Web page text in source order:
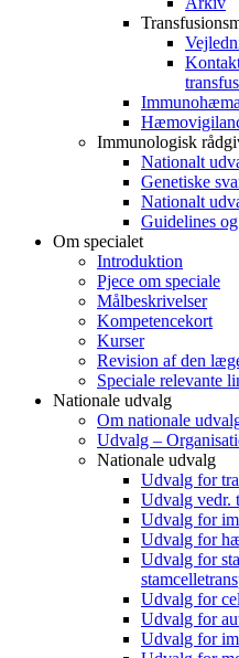
Immunologisk
Nationalt
Genetiske
Nationalt
Guidelines
Om specialet
Introduktion
Pjece om speciale
Målbeskrivelser
Kompetencekort
Kurser
Revision af den
Speciale relevante
Nationale udvalg
Om nationale
Udvalg –
Nationale udvalg
Udvalg for
Udvalg vedr.
Udvalg for
Udvalg for
Udvalg for
Udvalg for
Udvalg for
Udvalg for